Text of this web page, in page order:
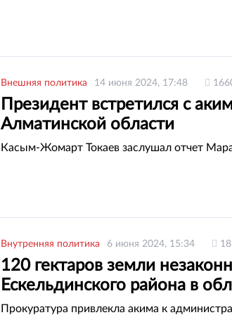
Внешняя политика 14 июня 2024, 17:48
Президент встретился с
Алматинской области
Касым-Жомарт Токаев заслушал отчет
Внутренняя политика 6 июня 2024, 15:34
120 гектаров земли
Ескельдинского района в
Прокуратура привлекла акима к